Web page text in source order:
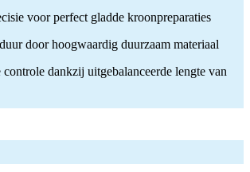
voor perfect gladde kroonpreparaties
door hoogwaardig duurzaam materiaal
dankzij uitgebalanceerde lengte van